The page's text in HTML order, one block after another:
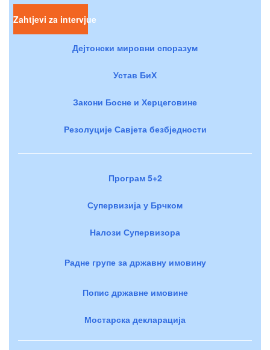
Zahtjevi za intervjue
Дејтонски мировни споразум
Устав БиХ
Закони Босне и Херцеговине
Резолуције Савјета безбједности
Програм 5+2
Супервизија у Брчком
Налози Супервизора
Радне групе за државну имовину
Попис државне имовине
Мостарска декларација